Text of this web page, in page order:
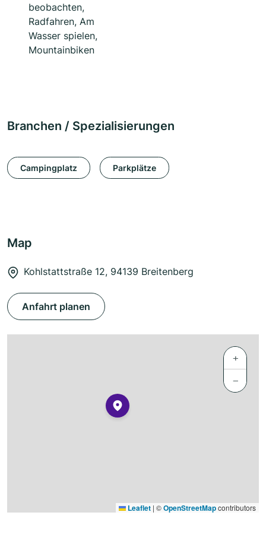
beobachten,
Radfahren, Am
Wasser spielen,
Mountainbiken
Branchen / Spezialisierungen
Campingplatz Parkplätze
Map
Kohlstattstraße 12, 94139 Breitenberg
Anfahrt planen
+
−
Leaflet | ©OpenStreetMapcontributors